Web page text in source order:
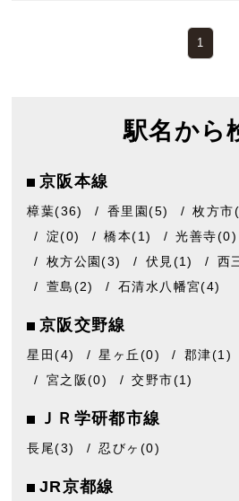
1
駅名から
京阪本線
樟葉(36) 香里園(5) 枚方市
淀(0) 橋本(1) 光善寺(0)
枚方公園(3) 伏見(1) 西
萱島(2) 石清水八幡宮(4)
京阪交野線
星田(4) 星ヶ丘(0) 郡津(1)
宮之阪(0) 交野市(1)
ＪＲ学研都市線
長尾(3) 忍びヶ (0)
JR京都線